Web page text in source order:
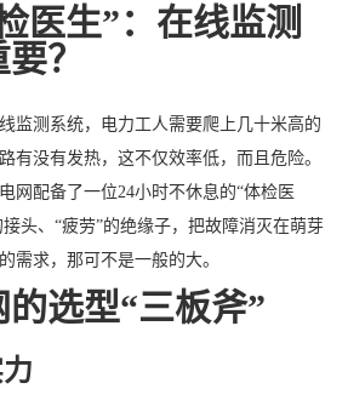
医生”：在线监测
？
监测系统，电力工人需要爬上几十米高的
有没有发热，这不仅效率低，而且危险。
网配备了一位24小时不休息的“体检医
接头、“疲劳”的绝缘子，把故障消灭在萌芽
需求，那可不是一般的大。
的选型“三板斧”